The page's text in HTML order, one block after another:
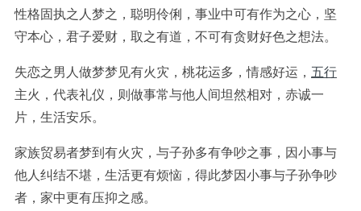
性格固执之人梦之，聪明伶俐，事业中可有作为之心，坚
守本心，君子爱财，取之有道，不可有贪财好色之想法。
失恋之男人做梦梦见有火灾，桃花运多，情感好运， 五行
主火，代表礼仪，则做事常与他人间坦然相对，赤诚一
片，生活安乐。
家族贸易者梦到有火灾，与子孙多有争吵之事，因小事与
他人纠结不堪，生活更有烦恼，得此梦因小事与子孙争吵
者，家中更有压抑之感。